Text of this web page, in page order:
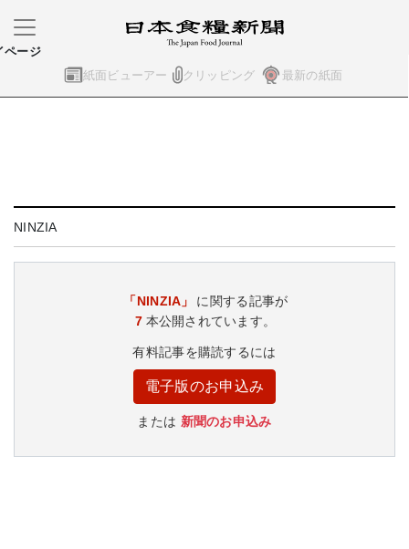
紙面ビューアー クリッピング 最新の紙面
ページ
NINZIA
「NINZIA」
に関する記事が
7 本公開されています。
有料記事を購読するには
電子版のお申込み
または 新聞のお申込み